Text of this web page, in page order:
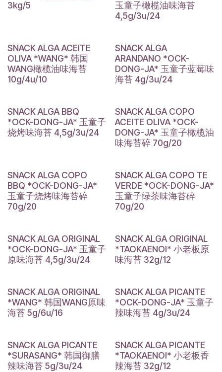
3kg/5
玉童子橄榄油味海苔
4,5g/3u/24
SNACK ALGA ACEITE
OLIVA *WANG* 韩国
WANG橄榄油味海苔
10g/4u/10
SNACK ALGA
ARANDANO *OCK-
DONG-JA* 玉童子蓝莓味
海苔 4g/3u/24
SNACK ALGA BBQ
*OCK-DONG-JA* 玉童子
烧烤味海苔 4,5g/3u/24
SNACK ALGA COPO
ACEITE OLIVA *OCK-
DONG-JA* 玉童子橄榄油
味海苔碎 70g/20
SNACK ALGA COPO
BBQ *OCK-DONG-JA*
玉童子烧烤味海苔碎
70g/20
SNACK ALGA COPO TE
VERDE *OCK-DONG-JA*
玉童子绿茶味海苔碎
70g/20
SNACK ALGA ORIGINAL
*OCK-DONG-JA* 玉童子
原味海苔 4,5g/3u/24
SNACK ALGA ORIGINAL
*TAOKAENOI* 小老板原
味海苔 32g/12
SNACK ALGA ORIGINAL
*WANG* 韩国WANG原味
海苔 5g/6u/16
SNACK ALGA PICANTE
*OCK-DONG-JA* 玉童子
辣味海苔 4g/3u/24
SNACK ALGA PICANTE
*SURASANG* 韩国御膳
辣味海苔 5g/3u/24
SNACK ALGA PICANTE
*TAOKAENOI* 小老板香
辣海苔 32g/12